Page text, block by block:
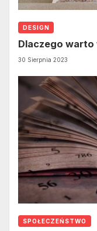
DESIGN
Dlaczego
30 Sierpnia 2023
SPOŁECZEŃSTWO